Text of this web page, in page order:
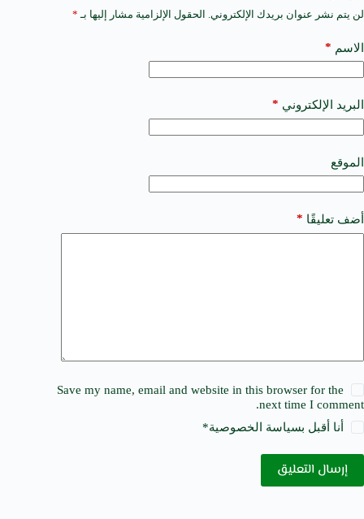
لن يتم نشر عنوان بريدك الإلكتروني. الحقول الإلزامية مشار إليها بـ *
الاسم *
البريد الإلكتروني *
الموقع
أضف تعليقًا *
Save my name, email and website in this browser for the
next time I comment.
أنا أقبل بسياسة الخصوصية*
إرسال التعليق
A
t
e
a
t
i
e
: